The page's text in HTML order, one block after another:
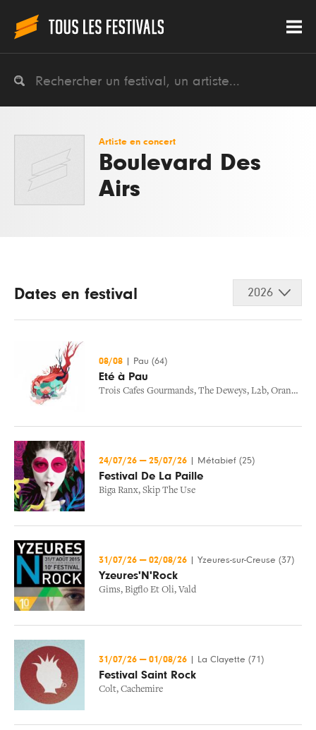
Artiste en concert
Boulevard Des
Airs
Dates en festival 2026
08/08 Pau (64)
Eté à Pau
Trois Cafes Gourmands, The Deweys, L2b, Orange Blossom
24/07/26 — 25/07/26 Métabief (25)
Festival De La Paille
Biga Ranx, Skip The Use
31/07/26 — 02/08/26 Yzeures-sur-Creuse (37)
Yzeures'N'Rock
Gims, Bigflo Et Oli, Vald
31/07/26 — 01/08/26 La Clayette (71)
Festival Saint Rock
Colt, Cachemire